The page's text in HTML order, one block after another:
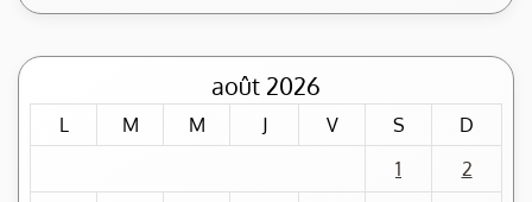
août 2026
L M M J V S
D
1
2